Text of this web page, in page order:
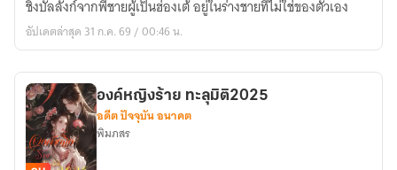
มา
อยู่
ร่าง
องค์
ชาย
ชิงบัลลังก์จากพี่ชายผู้เป็นฮ่องเต้ อยู่ในร่างชายที่ไม่ใช่ของตัวเอง
อัปเดตล่าสุด 31 ก.ค. 69 / 00:46 น.
องค์หญิงร้าย ทะลุมิติ2025
อดีต ปัจจุบัน อนาคต
พิมภสร